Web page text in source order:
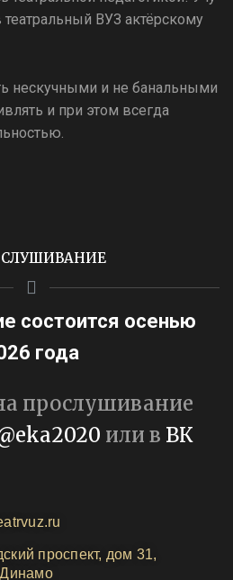
ВУЗ актёрскому
нескучными и не банальными
и при этом всегда
состоится осенью
года
прослушивание
или в ВК
проспект, дом 31,